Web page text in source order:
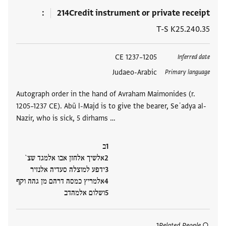
214Credit instrument or private receipt
T-S K25.240.35
Inferred date
1205–1237 CE
Primary language
Judaeo-Arabic
Autograph order in the hand of Avraham Maimonides (r.
1205–1237 CE). Abū l-Majd is to give the bearer, Seʿadya al-
Nazir, who is sick, 5 dirhams …
ב
אלשיך אלחזן אבו אלמגד שצ`
ידפע למוצלה סעדיה אלנזיר
אלמריץ כמסה דרהם מן גהה וקף
ושלום אלמהדב
العلامات